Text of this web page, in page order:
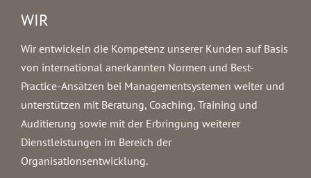
WIR
Wir entwickeln die Kompetenz unserer Kunden auf Basis
von international anerkannten Normen und Best-
Practice-Ansätzen bei Managementsystemen weiter und
unterstützen mit Beratung, Coaching, Training und
Auditierung sowie mit der Erbringung weiterer
Dienstleistungen im Bereich der
Organisationsentwicklung.